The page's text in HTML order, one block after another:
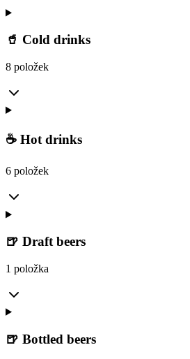
🥤 Cold drinks
8 položek
☕ Hot drinks
6 položek
🍺 Draft beers
1 položka
🍺 Bottled beers